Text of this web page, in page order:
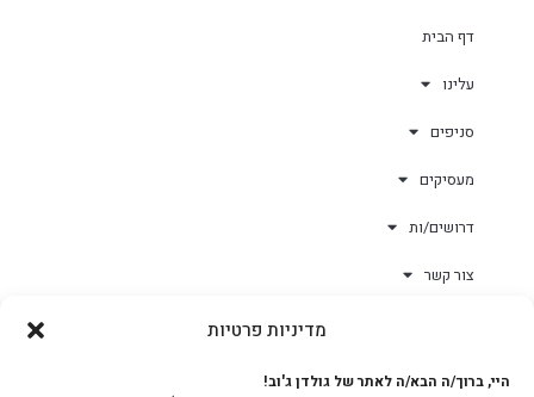
מדיניות פרטיות
היי, ברוך/ה הבא/ה לאתר של גולדן ג'וב!
דף הבית
עלינו
סניפים
מעסיקים
דרושים/ות
צור קשר